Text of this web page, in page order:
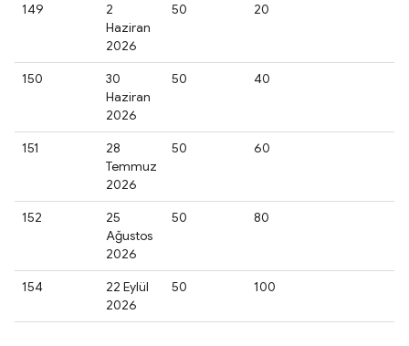
149
2
Haziran
2026
50 20
150
30
Haziran
2026
50 40
151
28
Temmuz
2026
50 60
152
25
Ağustos
2026
50 80
154
22 Eylül
2026
50 100